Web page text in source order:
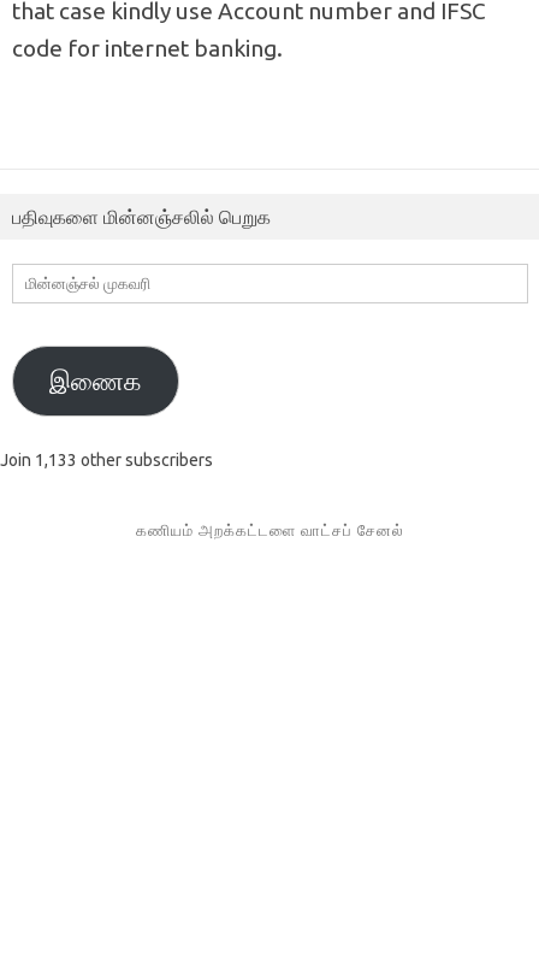
that case kindly use Account number and IFSC
code for internet banking.
பதிவுகளை மின்னஞ்சலில் பெறுக
மின்னஞ்சல்
முகவரி
இணைக
Join 1,133 other subscribers
கணியம் அறக்கட்டளை வாட்சப் சேனல்